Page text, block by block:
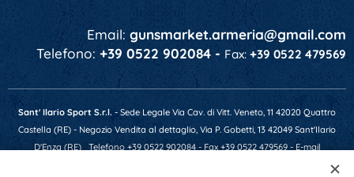
Email: gunsmarket.armeria@gmail.com
Telefono: +39 0522 902084 - Fax: +39 0522 479569
Sant' Ilario Sport S.r.l. - Sede Legale Via Cav. di Vitt. Veneto, 11 42020 Quattro
Castella (RE) - Negozio Vendita al dettaglio, Via P. Gobetti, 13 42049 Sant'Ilario
D'Enza (RE) Telefono +39 0522 902084 - Fax +39 0522 479569 - E-mail
gunsmarket.armeria@gmail.com - P.IVA 01641520356 - Numero REA RE-201607 -